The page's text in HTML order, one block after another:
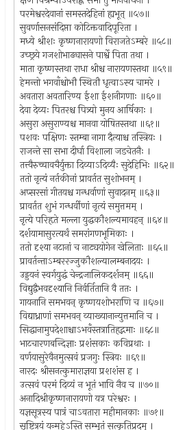
परमेश्वरदेवानां समस्तदेहिनां ह्यभूत् ॥५७॥
सुवर्णासनसंदिप्ता कोटिक्तवादिपूरिता ।
मध्ये श्रीशः कृष्णनारायणो विराजतेऽम्बरे ॥५८॥
उच्छ्रये गजशोभाढ्यासने पार्श्वे पिता तथा ।
माता कृष्णस्तथा राधा श्रीश्च नारायणस्तथा ॥५९॥
हेमन्तो भगवाँश्चोभौ स्थितौ धृत्वाऽस्य चामरे ।
अवतारा अवतारिण्य ईशा ईशनीगणाः ॥६०॥
देवा देव्यः पितरश्च पित्र्यो मुनय आर्षिकाः ।
असुरा असुराण्यश्च मानवा योषितस्तथा ॥६१॥
पशवः पक्षिणः स्तम्बा नागा दैत्याश्च तस्त्रियः ।
राजन्ते सा सभा दीर्घा विशाला जडचेतनैः ।
तत्त्वैरुच्चावचैर्युक्ता दिव्याऽदिव्यैः सुदेहिभिः ॥६२॥
ततो नृत्यं नर्तकीनां प्रावर्तत सुशोभनम् ।
अप्सरसां गीतयश्च गन्धर्वाणां सुवादनम् ॥६३॥
प्रावर्तत शुभं गन्धर्वीणां नृत्यं समुत्तमम् ।
नृत्ये परिहृते मल्ला युद्धकौशल्यमावहन् ॥६४॥
दर्शयामासुरत्यर्थं समरांगणभूमिकाः ।
ततो दृश्या नटानां च नाट्ययोगेन खेलिताः ॥६५॥
प्रावर्तन्ताऽम्बररज्जुकौशल्यालम्बनादयः ।
उड्डयनं स्वर्गयुद्धं चेन्द्रजालिकदर्शनम् ॥६६॥
विद्युद्वैभवदृश्यानि निर्वर्तितानि वै ततः ।
गायनानि समभवन् कृष्णयशोभराणि च ॥६७॥
विद्याध्राणां समभवन् व्याख्यानान्युत्तमानि च ।
सिद्धानामुपदेशाश्चाऽभवँस्तत्रातिहृद्गमाः ॥६८॥
भाटचारणबन्दिज्ञाः प्रशंसकाः कविप्रथाः ।
वर्णयासुरेवैनमुत्सवं प्रजगुः स्त्रियः ॥६९॥
नारदः श्रीसनत्कुमाराज्ञया प्रशशंस ह ।
उत्सवं परमं दिव्यं न भूतं भावि नैव च ॥७०॥
अनादिश्रीकृष्णनारायणो यत्र परेश्वरः ।
यज्ञसूत्रस्य पात्रं चाऽवतारा महीमानकाः ॥७१॥
सृष्टित्रयं यन्महेऽस्ति सम्भूतं सत्कृतिप्रदम् ।